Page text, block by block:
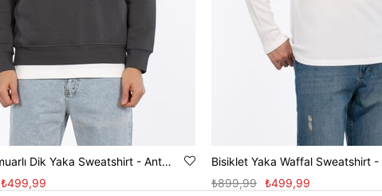
Yarım Fermuarlı Dik Yaka Sweatshirt - Antrasit
₺499,99
Bisiklet Yaka Waffal Sweatshirt -
₺499,99
₺899,99